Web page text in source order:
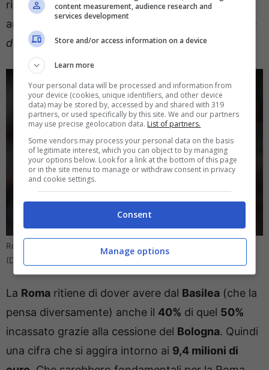
riconoscendo agli elvetici23,5 milioni. Ed
andiamo a vedere i risvolti a riguardo del
Corriere
dello Sport.
Roma e Calafiori in Tribunale: ecco che cosa è successo
(Direttagoal.it) – foto da Ansa
La Roma ritiene di dover avere dal Basilea (che la
pensa diversamente) anche il 40% di quel 50%
incassato grazie alla cessione del Bologna. Quindi
una cifra che si aggira intorno ai 9,4 milioni di
content measurement, audience research and
services development
Store and/or access information on a device
Learn more
Your personal data will be processed and information from
your device (cookies, unique identifiers, and other device
data) may be stored by, accessed by and shared with 319
partners, or used specifically by this site. We and our partners
may use precise geolocation data. List of partners.
Some vendors may process your personal data on the basis
of legitimate interest, which you can object to by managing
your options below. Look for a link at the bottom of this page
or in the site menu to manage or withdraw consent in privacy
and cookie settings.
Consent
Manage options